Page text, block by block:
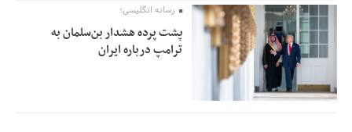
رسانه انگلیسی؛
پشت پرده هشدار بن‌سلمان به
ترامپ درباره ایران